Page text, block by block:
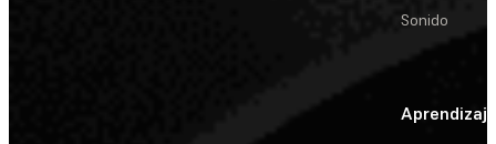
Sonido
Aprendizaje